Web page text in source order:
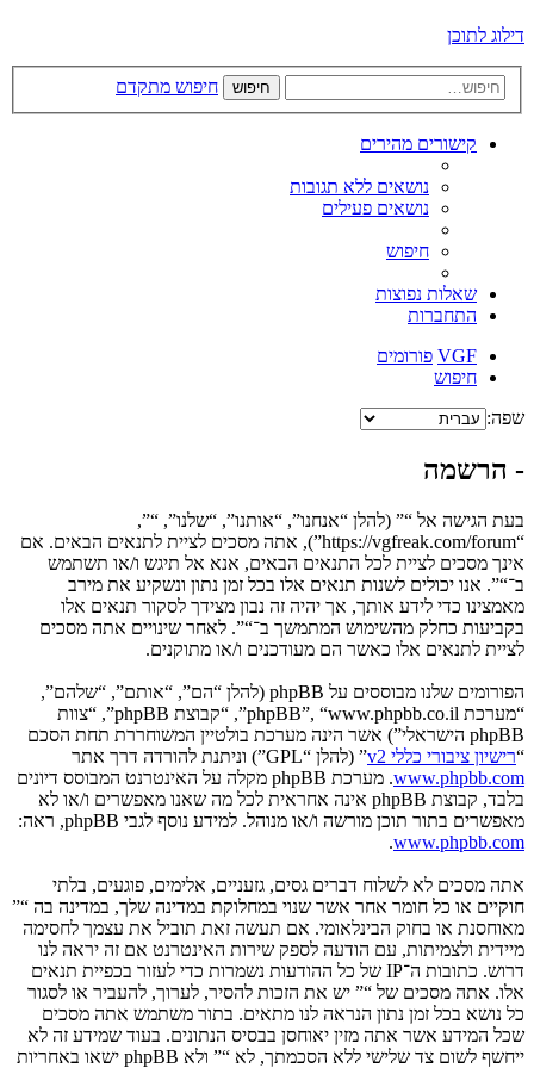
דילוג לתוכן
חיפוש חיפוש מתקדם
קישורים מהירים
נושאים ללא תגובות
נושאים פעילים
חיפוש
שאלות נפוצות
התחברות
VGF פורומים
חיפוש
שפה:
- הרשמה
בעת הגישה אל “” (להלן “אנחנו”, “אותנו”, “שלנו”, “”,
“https://vgfreak.com/forum”), אתה מסכים לציית לתנאים הבאים. אם
אינך מסכים לציית לכל התנאים הבאים, אנא אל תיגש ו/או תשתמש
ב־“”. אנו יכולים לשנות תנאים אלו בכל זמן נתון ונשקיע את מירב
מאמצינו כדי לידע אותך, אך יהיה זה נבון מצידך לסקור תנאים אלו
בקביעות כחלק מהשימוש המתמשך ב־“”. לאחר שינויים אתה מסכים
לציית לתנאים אלו כאשר הם מעודכנים ו/או מתוקנים.
הפורומים שלנו מבוססים על phpBB (להלן “הם”, “אותם”, “שלהם”,
“מערכת phpBB”, “www.phpbb.co.il”, “קבוצת phpBB”, “צוות
phpBB הישראלי”) אשר הינה מערכת בולטיין המשוחררת תחת הסכם
“רישיון ציבורי כללי v2
” (להלן “GPL”) וניתנת להורדה דרך אתר
www.phpbb.com
. מערכת phpBB מקלה על האינטרנט המבוסס דיונים
בלבד, קבוצת phpBB אינה אחראית לכל מה שאנו מאפשרים ו/או לא
מאפשרים בתור תוכן מורשה ו/או מנוהל. למידע נוסף לגבי phpBB, ראה:
www.phpbb.com
.
אתה מסכים לא לשלוח דברים גסים, גזעניים, אלימים, פוגעים, בלתי
חוקיים או כל חומר אחר אשר שנוי במחלוקת במדינה שלך, במדינה בה “”
מאוחסנת או בחוק הבינלאומי. אם תעשה זאת תוביל את עצמך לחסימה
מיידית ולצמיתות, עם הודעה לספק שירות האינטרנט אם זה יראה לנו
דרוש. כתובות ה־IP של כל ההודעות נשמרות כדי לעזור בכפיית תנאים
אלו. אתה מסכים של “” יש את הזכות להסיר, לערוך, להעביר או לסגור
כל נושא בכל זמן נתון הנראה לנו מתאים. בתור משתמש אתה מסכים
שכל המידע אשר אתה מזין יאוחסן בבסיס הנתונים. בעוד שמידע זה לא
ייחשף לשום צד שלישי ללא הסכמתך, לא “” ולא phpBB ישאו באחריות